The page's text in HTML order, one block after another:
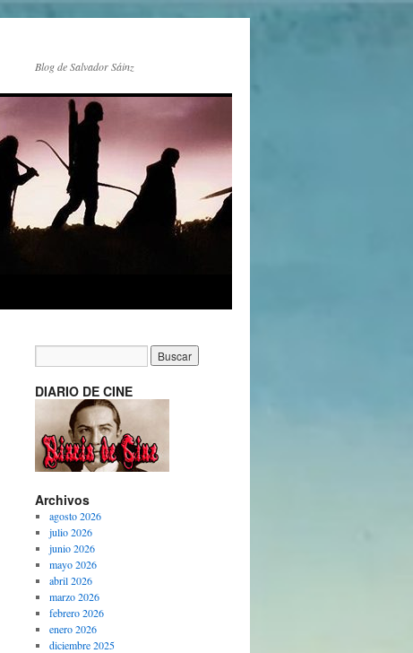
Blog de Salvador Sáinz
DIARIO DE CINE
Archivos
agosto 2026
julio 2026
junio 2026
mayo 2026
abril 2026
marzo 2026
febrero 2026
enero 2026
diciembre 2025